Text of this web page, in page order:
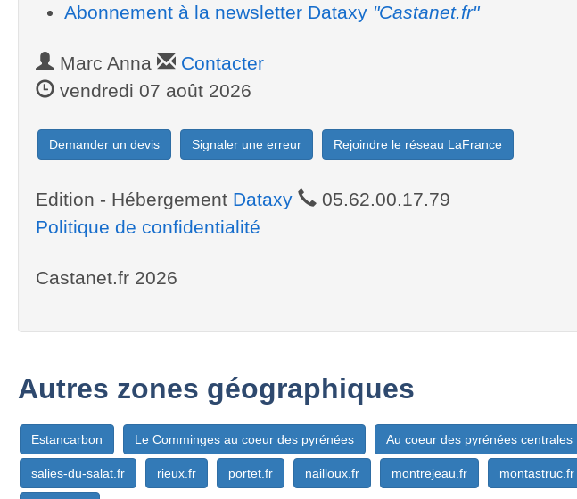
Abonnement à la newsletter Dataxy "Castanet.fr"
Marc Anna
Contacter
vendredi 07 août 2026
Demander un devis Signaler une erreur Rejoindre le réseau LaFrance
Edition - Hébergement Dataxy
05.62.00.17.79
Politique de confidentialité
Castanet.fr 2026
Autres zones géographiques
Estancarbon Le Comminges au coeur des pyrénées Au coeur des pyrénées centrales
salies-du-salat.fr rieux.fr portet.fr nailloux.fr montrejeau.fr montastruc.fr